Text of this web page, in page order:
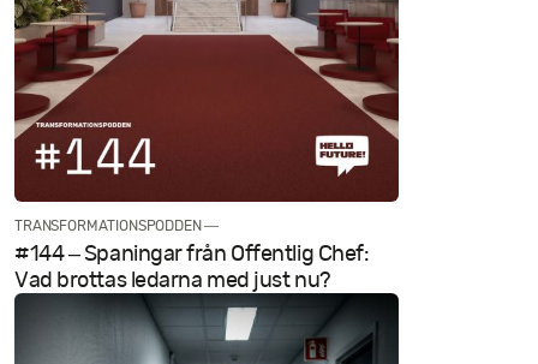
TRANSFORMATIONSPODDEN —
#144 – Spaningar från Offentlig Chef:
Vad brottas ledarna med just nu?